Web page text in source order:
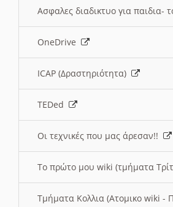
Ασφαλες διαδικτυο για παιδια-
OneDrive
ICAP (Δραστηριότητα)
TEDed
Οι τεχνικές που μας άρεσαν!!
Το πρώτο μου wiki (τμήματα
Τμήματα Κολλια (Ατομικο wiki